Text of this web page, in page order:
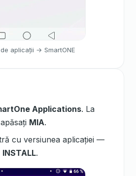
aplicații → SmartONE
Applications. La
apăsați MIA.
cu versiunea aplicației —
INSTALL.